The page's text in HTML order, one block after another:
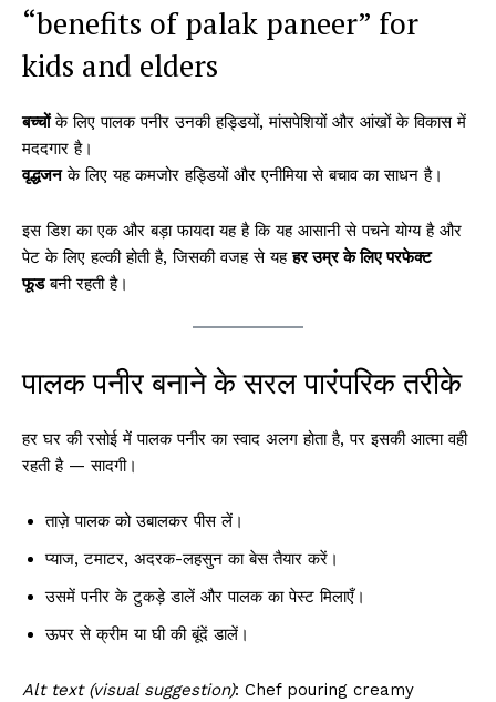
“benefits of palak paneer” for
kids and elders
बच्चोंके लिए पालक पनीर उनकी हड्डियों, मांसपेशियों और आंखों के विकास में
मददगार है।
वृद्धजनके लिए यह कमजोर हड्डियों और एनीमिया से बचाव का साधन है।
इस डिश का एक और बड़ा फायदा यह है कि यह आसानी से पचने योग्य है और
पेट के लिए हल्की होती है, जिसकी वजह से यहहर उम्र के लिए परफेक्ट
फूडबनी रहती है।
पालक पनीर बनाने के सरल पारंपरिक तरीके
हर घर की रसोई में पालक पनीर का स्वाद अलग होता है, पर इसकी आत्मा वही
रहती है — सादगी।
ताज़े पालक को उबालकर पीस लें।
प्याज, टमाटर, अदरक-लहसुन का बेस तैयार करें।
उसमें पनीर के टुकड़े डालें और पालक का पेस्ट मिलाएँ।
ऊपर से क्रीम या घी की बूंदें डालें।
Alt text (visual suggestion): Chef pouring creamy